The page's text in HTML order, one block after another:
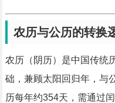
农历与公历的转换
农历（阴历）是中国传统
础，兼顾太阳回归年，与
历每年约354天，需通过